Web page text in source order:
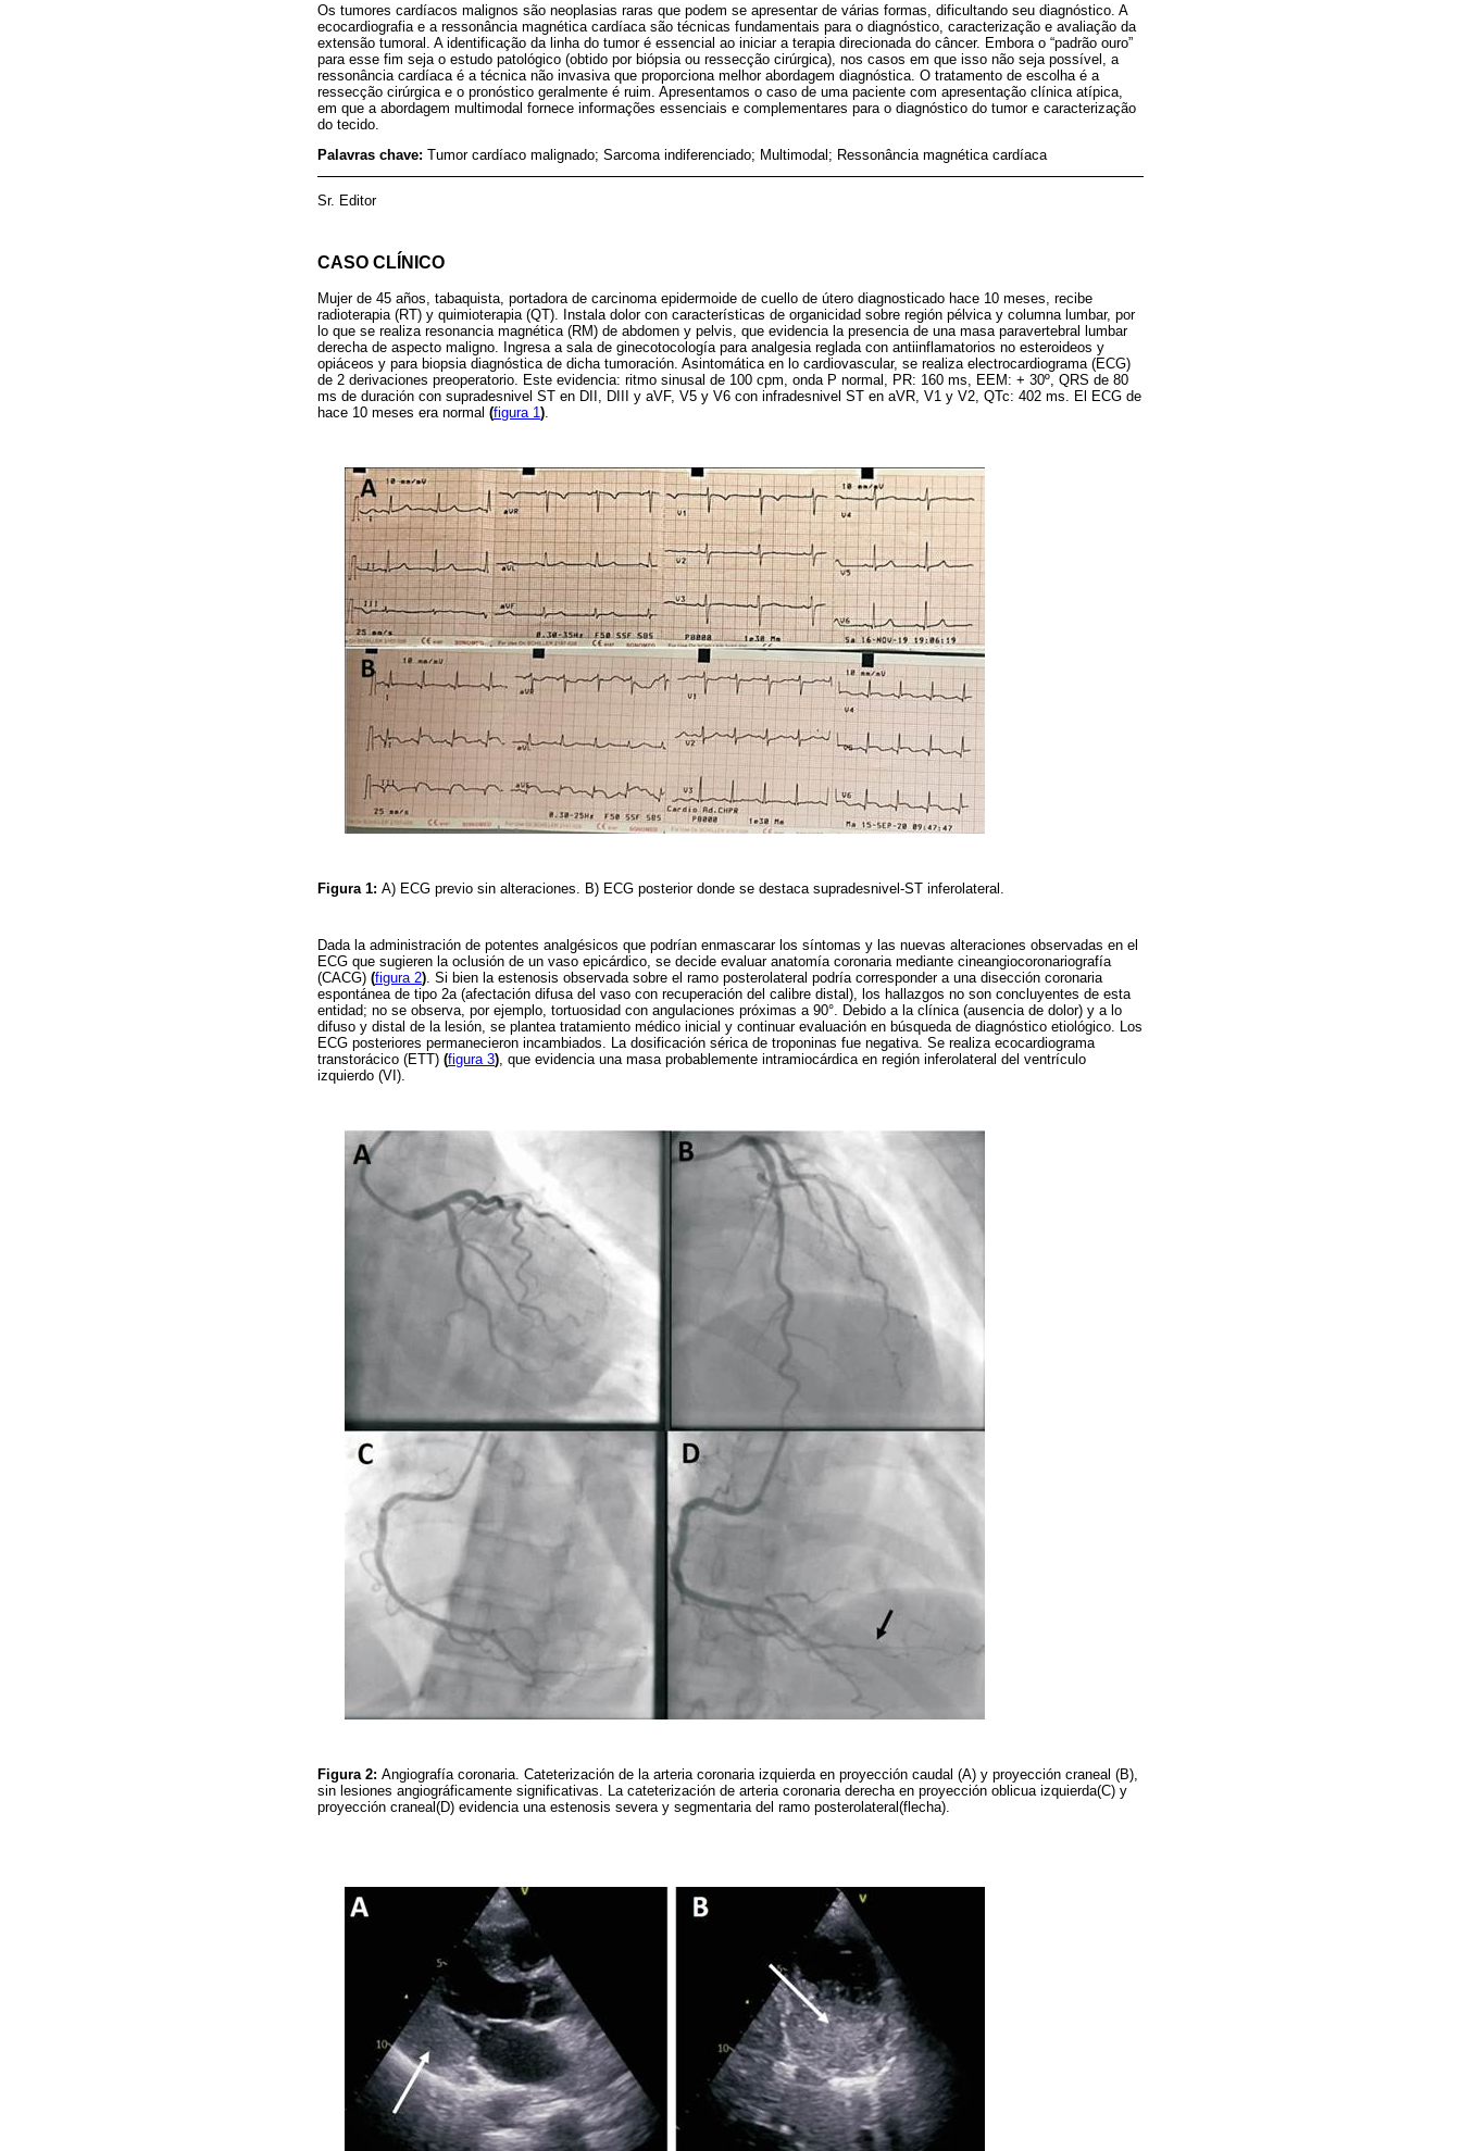
Os tumores cardíacos malignos são neoplasias raras que podem se apresentar de várias formas, dificultando seu diagnóstico. A
ecocardiografia e a ressonância magnética cardíaca são técnicas fundamentais para o diagnóstico, caracterização e avaliação da
extensão tumoral. A identificação da linha do tumor é essencial ao iniciar a terapia direcionada do câncer. Embora o “padrão ouro”
para esse fim seja o estudo patológico (obtido por biópsia ou ressecção cirúrgica), nos casos em que isso não seja possível, a
ressonância cardíaca é a técnica não invasiva que proporciona melhor abordagem diagnóstica. O tratamento de escolha é a
ressecção cirúrgica e o pronóstico geralmente é ruim. Apresentamos o caso de uma paciente com apresentação clínica atípica,
em que a abordagem multimodal fornece informações essenciais e complementares para o diagnóstico do tumor e caracterização
do tecido.
Palavras chave: Tumor cardíaco malignado; Sarcoma indiferenciado; Multimodal; Ressonância magnética cardíaca
Sr. Editor
CASO CLÍNICO
Mujer de 45 años, tabaquista, portadora de carcinoma epidermoide de cuello de útero diagnosticado hace 10 meses, recibe
radioterapia (RT) y quimioterapia (QT). Instala dolor con características de organicidad sobre región pélvica y columna lumbar, por
lo que se realiza resonancia magnética (RM) de abdomen y pelvis, que evidencia la presencia de una masa paravertebral lumbar
derecha de aspecto maligno. Ingresa a sala de ginecotocología para analgesia reglada con antiinflamatorios no esteroideos y
opiáceos y para biopsia diagnóstica de dicha tumoración. Asintomática en lo cardiovascular, se realiza electrocardiograma (ECG)
de 2 derivaciones preoperatorio. Este evidencia: ritmo sinusal de 100 cpm, onda P normal, PR: 160 ms, EEM: + 30º, QRS de 80
ms de duración con supradesnivel ST en DII, DIII y aVF, V5 y V6 con infradesnivel ST en aVR, V1 y V2, QTc: 402 ms. El ECG de
hace 10 meses era normal (figura 1 )
Figura 1: A) ECG previo sin alteraciones. B) ECG posterior donde se destaca supradesnivel-ST inferolateral.
Dada la administración de potentes analgésicos que podrían enmascarar los síntomas y las nuevas alteraciones observadas en el
ECG que sugieren la oclusión de un vaso epicárdico, se decide evaluar anatomía coronaria mediante cineangiocoronariografía
(CACG) (figura 2) . Si bien la estenosis observada sobre el ramo posterolateral podría corresponder a una disección coronaria
espontánea de tipo 2a (afectación difusa del vaso con recuperación del calibre distal), los hallazgos no son concluyentes de esta
entidad; no se observa, por ejemplo, tortuosidad con angulaciones próximas a 90°. Debido a la clínica (ausencia de dolor) y a lo
difuso y distal de la lesión, se plantea tratamiento médico inicial y continuar evaluación en búsqueda de diagnóstico etiológico. Los
ECG posteriores permanecieron incambiados. La dosificación sérica de troponinas fue negativa. Se realiza ecocardiograma
transtorácico (ETT) (figura 3) , que evidencia una masa probablemente intramiocárdica en región inferolateral del ventrículo
izquierdo (VI).
Figura 2: Angiografía coronaria. Cateterización de la arteria coronaria izquierda en proyección caudal (A) y proyección craneal (B),
sin lesiones angiográficamente significativas. La cateterización de arteria coronaria derecha en proyección oblicua izquierda(C) y
proyección craneal(D) evidencia una estenosis severa y segmentaria del ramo posterolateral(flecha).